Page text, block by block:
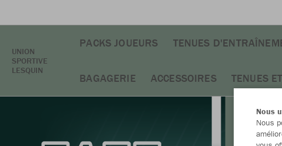
UNION
SPORTIVE
LESQUIN
PACKS JOUEURS TENUES
BAGAGERIE ACCESSOIRES TENUES
Nous
Nous